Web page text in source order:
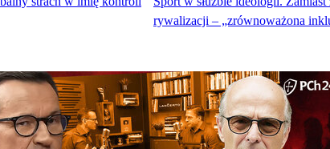
rywalizacji – „zrównoważona